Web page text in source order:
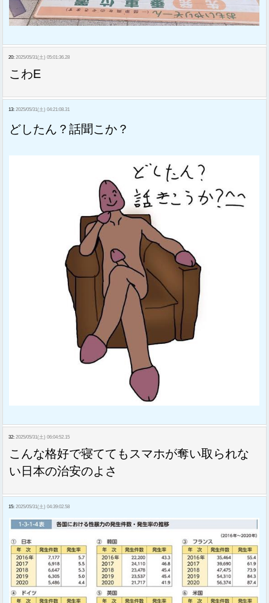
20: 2025/05/31(土) 05:01:36.28
こわE
13: 2025/05/31(土) 04:21:08.31
どしたん？話聞こか？
32: 2025/05/31(土) 06:04:52.15
こんな格好で寝ててもスマホが奪い取られな
い日本の治安のよさ
15: 2025/05/31(土) 04:39:02.58